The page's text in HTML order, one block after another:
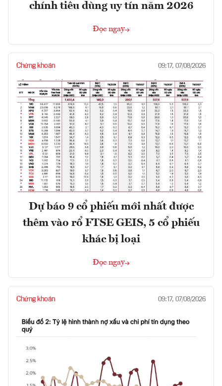
chính tiêu dùng uy tín năm 2026
Đọc ngay
Chứng khoán 09:17, 07/08/2026
Dự báo 9 cổ phiếu mới nhất được
thêm vào rổ FTSE GEIS, 5 cổ phiếu
khác bị loại
Đọc ngay
Chứng khoán 09:17, 07/08/2026